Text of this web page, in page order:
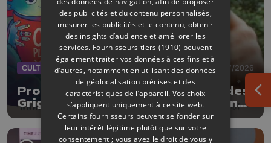
CULTURE 17/07/2026
Programme chargé aux cinémas des
Grignoux cet été: séances en plein
air, concerts et plats spéciaux à la
brasserie
des publicités et du contenu personnalisés,
mesurer les publicités et le contenu, obtenir
des insights d’audience et améliorer les
services. Fournisseurs tiers (1910) peuvent
également traiter vos données à ces fins et à
d’autres, notamment en utilisant des données
de géolocalisation précises et des
caractéristiques de l’appareil. Vos choix
s’appliquent uniquement à ce site web.
Certains fournisseurs peuvent se fonder sur
leur intérêt légitime plutôt que sur votre
consentement ; vous avez le droit de vous y